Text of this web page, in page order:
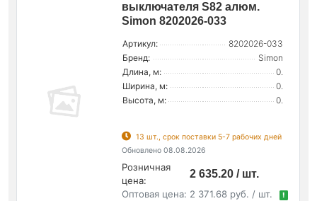
выключателя S82 алюм.
Simon 8202026-033
Артикул:
8202026-033
Бренд:
Simon
Длина, м:
0.
Ширина, м:
0.
Высота, м:
0.
13 шт., срок поставки 5-7 рабочих дней
Обновлено 08.08.2026
Розничная
цена:
2 635.20 / шт.
Оптовая цена: 2 371.68 руб. / шт. !